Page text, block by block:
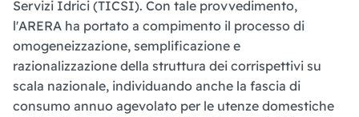
Servizi Idrici (TICSI). Con tale provvedimento,
l'ARERA ha portato a compimento il processo di
omogeneizzazione, semplificazione e
razionalizzazione della struttura dei corrispettivi su
scala nazionale, individuando anche la fascia di
consumo annuo agevolato per le utenze domestiche